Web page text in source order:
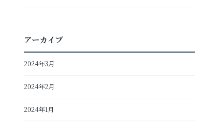
アーカイブ
2024年3月
2024年2月
2024年1月